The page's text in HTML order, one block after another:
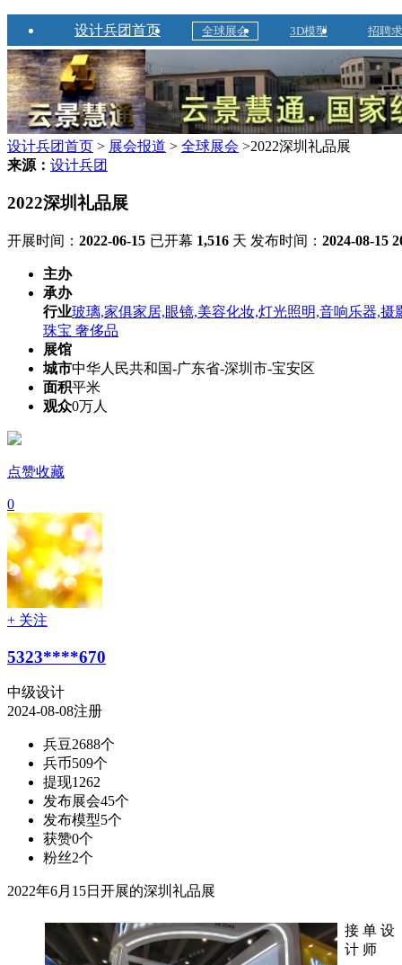
设计兵团首页 全球展会 3D模型 招聘
设计兵团首页 > 展会报道 > 全球展会 >2022深圳礼品展
来源： 设计兵团
2022深圳礼品展
开展时间： 2022-06-15 已开幕 1,516 天 发布时间： 2024-08-15
主办
承办
行业玻璃,家俱家居,眼镜,美容化妆,灯光照明,音响乐器,
珠宝 奢侈品
展馆
城市中华人民共和国-广东省-深圳市-宝安区
面积平米
观众0万人
点赞收藏
0
+ 关注
5323****670
中级设计
2024-08-08注册
兵豆2688个
兵币509个
提现1262
发布展会45个
发布模型5个
获赞0个
粉丝2个
2022年6月15日开展的深圳礼品展
接 单 设
计 师